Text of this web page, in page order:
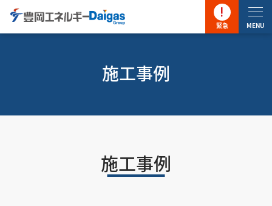
緊急 MENU
施工事例
施工事例